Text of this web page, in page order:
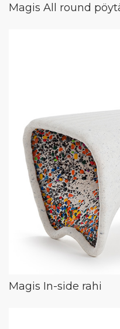
Magis All round
Magis In-side rahi